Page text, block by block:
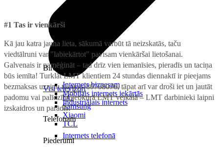
Birojam
Internets biznesam
Mobilais internets iekārtās
Industriālais internets
Telefonam
Internets telefonā
Visi televizori
LG
Samsung
Xiaomi
TCL
Piederumi
#1 Tas ir vienkārši
Kā jau katra jauna lieta, sākumā varbūt tā neizskatās, taču
viedtālruni var "labiekārtot" pavisam vienkāršai lietošanai.
Galvenais ir pamēģināt – tad drīz vien iemanīsies, pieradīs un taciņa
būs iemīta! Turklāt LMT klientiem 24 stundas diennaktī ir pieejams
bezmaksas uzziņu tālrunis 80768076, tāpat arī var droši iet un jautāt
padomu vai palīdzību jebkurā LMT veikalā – LMT darbinieki laipni
izskaidros un parādīs.